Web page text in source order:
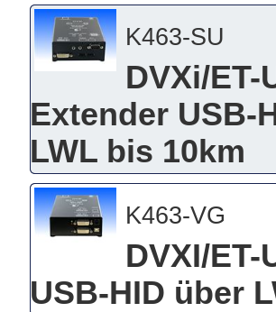
K463-SU
DVXi/ET-
Extender USB-
LWL bis 10km
K463-VG
DVXI/
USB-HID über